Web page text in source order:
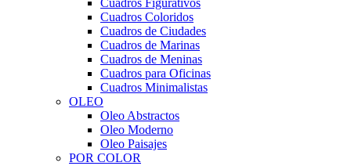
Cuadros Figurativos
Cuadros Coloridos
Cuadros de Ciudades
Cuadros de Marinas
Cuadros de Meninas
Cuadros para Oficinas
Cuadros Minimalistas
OLEO
Oleo Abstractos
Oleo Moderno
Oleo Paisajes
POR COLOR